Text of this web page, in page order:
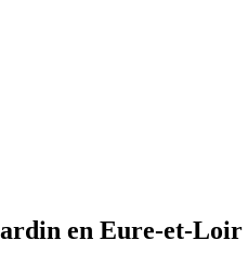
en Eure-et-Loir